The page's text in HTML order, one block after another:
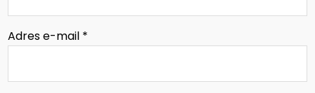
Adres e-mail *